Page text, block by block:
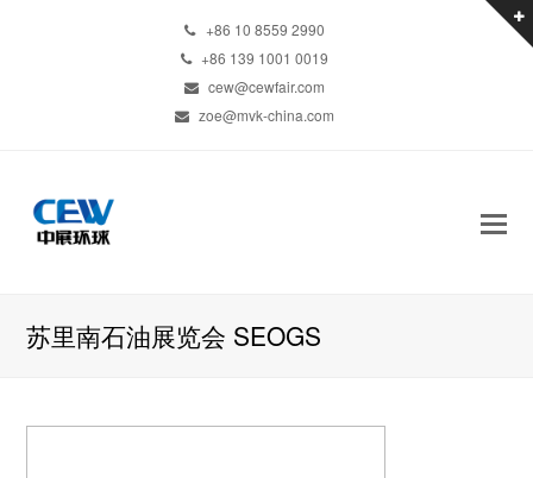
+86 10 8559 2990
+86 139 1001 0019
cew@cewfair.com
zoe@mvk-china.com
苏里南石油展览会 SEOGS